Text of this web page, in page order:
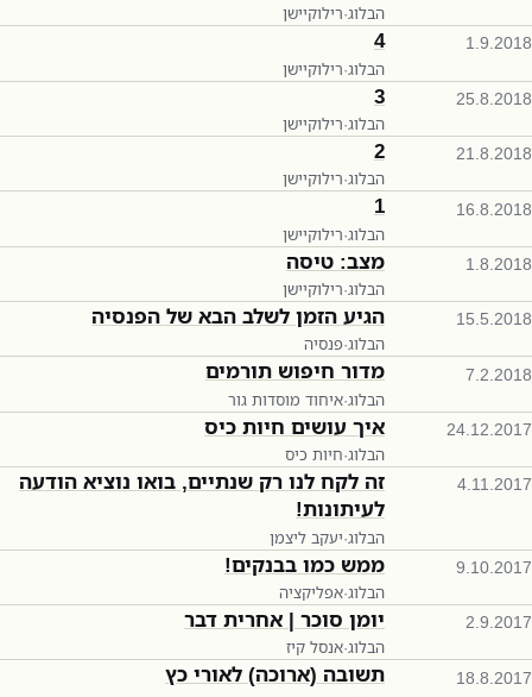
הבלוג·רילוקיישן
1.9.2018
4
הבלוג·רילוקיישן
25.8.2018
3
הבלוג·רילוקיישן
21.8.2018
2
הבלוג·רילוקיישן
16.8.2018
1
הבלוג·רילוקיישן
1.8.2018 מצב: טיסה
הבלוג·רילוקיישן
15.5.2018 הגיע הזמן לשלב הבא של הפנסיה
הבלוג·פנסיה
7.2.2018 מדור חיפוש תורמים
הבלוג·איחוד מוסדות גור
24.12.2017 איך עושים חיות כיס
הבלוג·חיות כיס
4.11.2017
זה לקח לנו רק שנתיים, בואו נוציא הודעה
לעיתונות!
הבלוג·יעקב ליצמן
9.10.2017 ממש כמו בבנקים!
הבלוג·אפליקציה
2.9.2017 יומן סוכר | אחרית דבר
הבלוג·אנסל קיז
18.8.2017 תשובה (ארוכה) לאורי כץ